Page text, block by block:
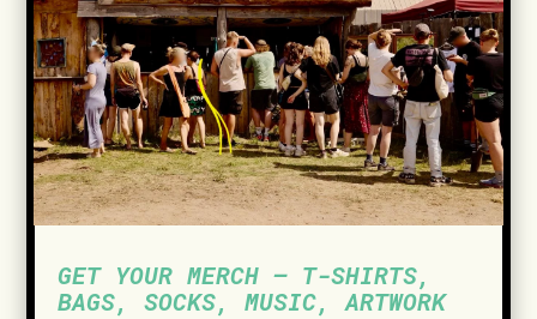
GET YOUR MERCH – T-SHIRTS,
BAGS, SOCKS, MUSIC, ARTWORK